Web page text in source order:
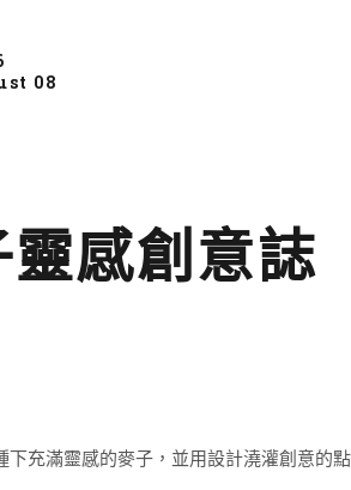
08
靈感創意誌
下充滿靈感的麥子，並用設計澆灌創意的點